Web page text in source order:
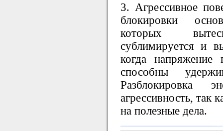
3. Агрессивное
блокировки
которых
сублимируется и
когда напряжение
способны
Разблокировка
агрессивность, так
на полезные дела.